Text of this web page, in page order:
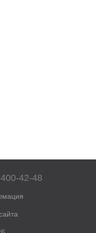
42-48